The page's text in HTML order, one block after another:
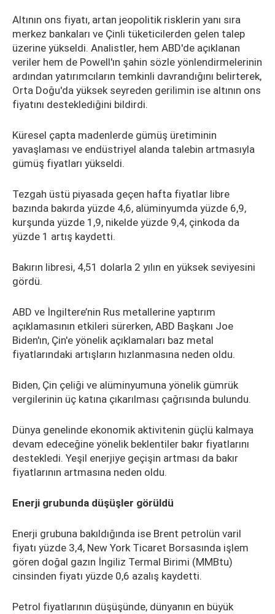
Altının ons fiyatı, artan jeopolitik risklerin yanı sıra
merkez bankaları ve Çinli tüketicilerden gelen talep
üzerine yükseldi. Analistler, hem ABD'de açıklanan
veriler hem de Powell'ın şahin sözle yönlendirmelerinin
ardından yatırımcıların temkinli davrandığını belirterek,
Orta Doğu'da yüksek seyreden gerilimin ise altının ons
fiyatını desteklediğini bildirdi.
Küresel çapta madenlerde gümüş üretiminin
yavaşlaması ve endüstriyel alanda talebin artmasıyla
gümüş fiyatları yükseldi.
Tezgah üstü piyasada geçen hafta fiyatlar libre
bazında bakırda yüzde 4,6, alüminyumda yüzde 6,9,
kurşunda yüzde 1,9, nikelde yüzde 9,4, çinkoda da
yüzde 1 artış kaydetti.
Bakırın libresi, 4,51 dolarla 2 yılın en yüksek seviyesini
gördü.
ABD ve İngiltere’nin Rus metallerine yaptırım
açıklamasının etkileri sürerken, ABD Başkanı Joe
Biden'ın, Çin'e yönelik açıklamaları baz metal
fiyatlarındaki artışların hızlanmasına neden oldu.
Biden, Çin çeliği ve alüminyumuna yönelik gümrük
vergilerinin üç katına çıkarılması çağrısında bulundu.
Dünya genelinde ekonomik aktivitenin güçlü kalmaya
devam edeceğine yönelik beklentiler bakır fiyatlarını
destekledi. Yeşil enerjiye geçişin artması da bakır
fiyatlarının artmasına neden oldu.
Enerji grubunda düşüşler görüldü
Enerji grubuna bakıldığında ise Brent petrolün varil
fiyatı yüzde 3,4, New York Ticaret Borsasında işlem
gören doğal gazın İngiliz Termal Birimi (MMBtu)
cinsinden fiyatı yüzde 0,6 azalış kaydetti.
Petrol fiyatlarının düşüşünde, dünyanın en büyük